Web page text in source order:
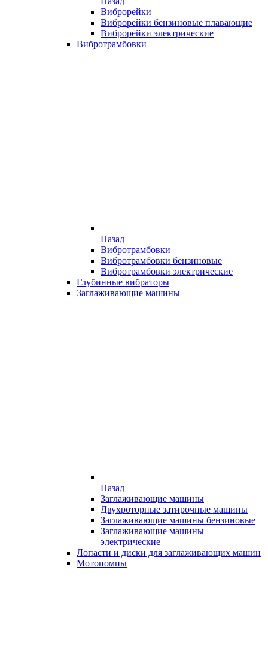
Виброрейки
Виброрейки бензиновые плавающие
Виброрейки электрические
Вибротрамбовки
Назад
Вибротрамбовки
Вибротрамбовки бензиновые
Вибротрамбовки электрические
Глубинные вибраторы
Заглаживающие машины
Назад
Заглаживающие машины
Двухроторные затирочные машины
Заглаживающие машины бензиновые
Заглаживающие машины
электрические
Лопасти и диски для заглаживающих машин
Мотопомпы